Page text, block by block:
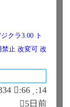
クラ3.00 ト
禁止 改変可 改
:66 :14
5日前